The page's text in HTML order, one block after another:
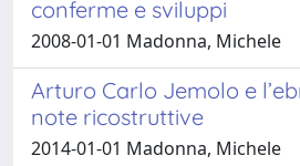
conferme e sviluppi
2008-01-01 Madonna, Michele
Arturo Carlo Jemolo e
note ricostruttive
2014-01-01 Madonna, Michele